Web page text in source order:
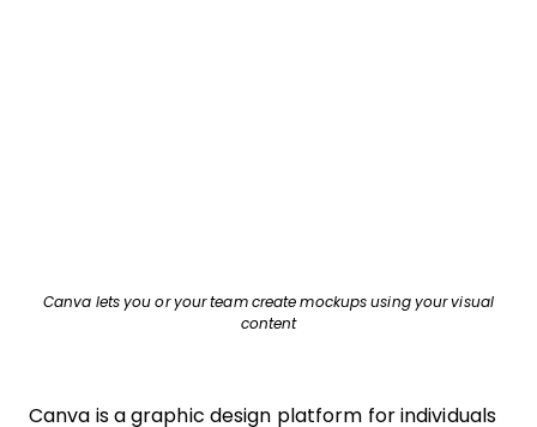
Canva lets you or your team create mockups using your visual
content
Canva is a graphic design platform for individuals